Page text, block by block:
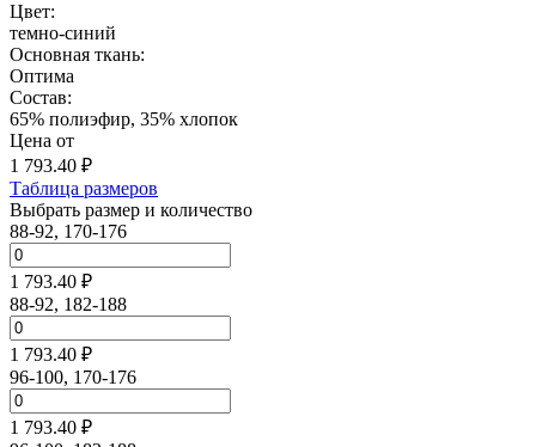
Цвет:
темно-синий
Основная ткань:
Оптима
Состав:
65% полиэфир, 35% хлопок
Цена от
1 793.40 ₽
Таблица размеров
Выбрать размер и количество
88-92, 170-176
1 793.40 ₽
88-92, 182-188
1 793.40 ₽
96-100, 170-176
1 793.40 ₽